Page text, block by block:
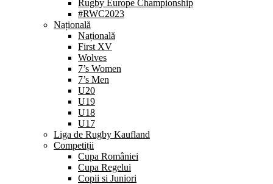
Rugby Europe Championship
#RWC2023
Națională
Națională
First XV
Wolves
7’s Women
7’s Men
U20
U19
U18
U17
Liga de Rugby Kaufland
Competiții
Cupa României
Cupa Regelui
Copii si Juniori